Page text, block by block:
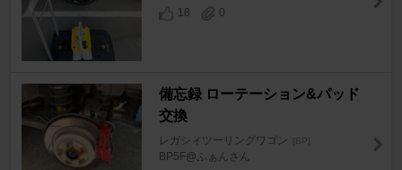
18
0
備忘録 ローテーション&パッド
交換
レガシィツーリングワゴン [BP]
BP5F@ふぁんさん